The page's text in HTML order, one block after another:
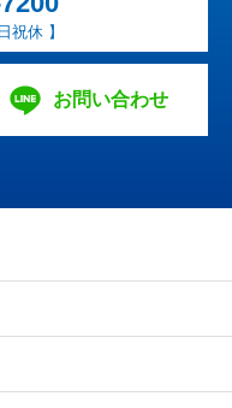
祝休 】
お問い合わせ